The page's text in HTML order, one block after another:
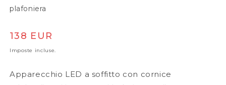
plafoniera
Prezzo di listino
138 EUR
Imposte incluse.
Apparecchio LED a soffitto con cornice